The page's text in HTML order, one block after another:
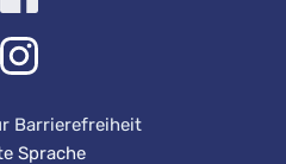
Barrierefreiheit
Sprache